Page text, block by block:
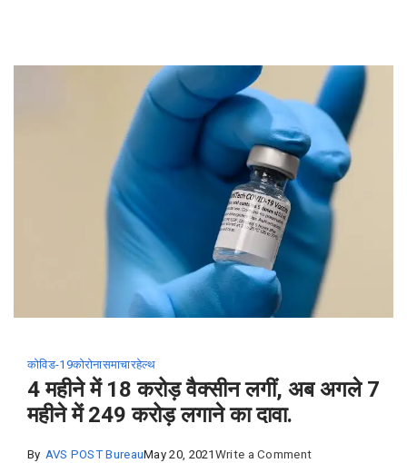
मरीजों
के
साथ
गुजरात
सबसे
ऊपर,
दूसरे
स्थान
पर
महाराष्ट्र
कोविड-19कोरोनासमाचारहेल्थ
4 महीने में 18 करोड़ वैक्सीन लगीं, अब अगले 7
महीने में 249 करोड़ लगाने का दावा.
By AVS POST BureauMay 20, 2021 Write a Commenton